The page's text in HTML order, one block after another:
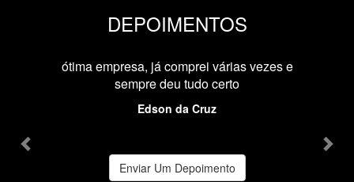
DEPOIMENTOS
ótima empresa, já comprei várias vezes e
sempre deu tudo certo
Edson da Cruz
Enviar Um Depoimento